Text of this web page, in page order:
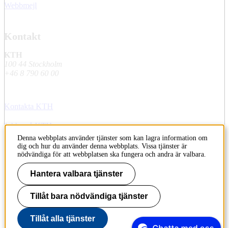
Webbmejl
Kontakt
KTH
100 44 Stockholm
+46 8 790 60 00
Kontakta KTH
Jobba på KTH
Press och media
Faktura och betalning KTH
Om KTH:s webbplatser
Tillgänglighetsredogörelse
Denna webbplats använder tjänster som kan lagra information om
dig och hur du använder denna webbplats. Vissa tjänster är
nödvändiga för att webbplatsen ska fungera och andra är valbara.
Hantera valbara tjänster
Tillåt bara nödvändiga tjänster
Tillåt alla tjänster